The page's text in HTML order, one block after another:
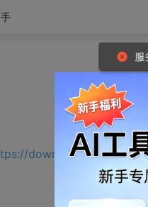
download.csdn.net/
服